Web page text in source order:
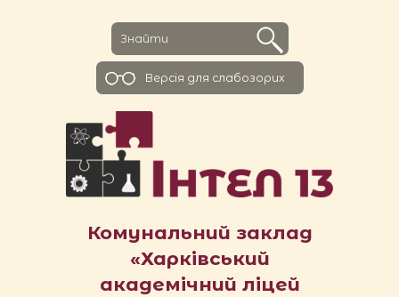
Комунальний заклад
«Харківський
академічний ліцей
Версiя для слабозорих